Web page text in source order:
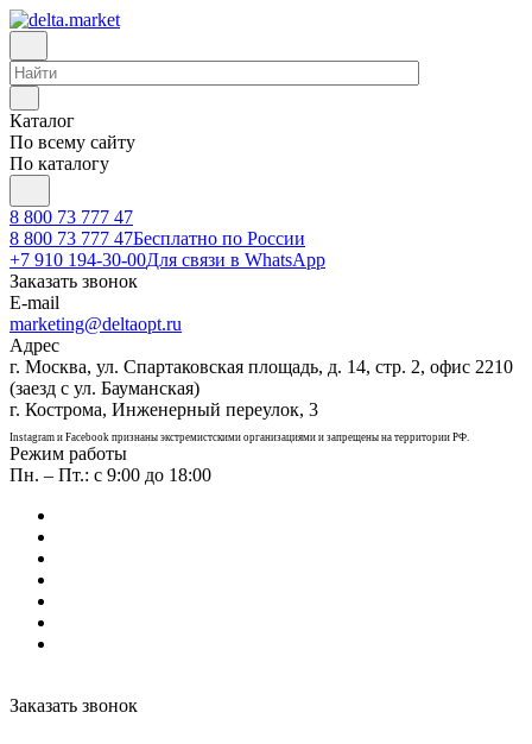
Каталог
По всему сайту
По каталогу
8 800 73 777 47
8 800 73 777 47Бесплатно по России
+7 910 194-30-00Для связи в WhatsApp
Заказать звонок
E-mail
marketing@deltaopt.ru
Адрес
г. Москва, ул. Спартаковская площадь, д. 14, стр. 2, офис 2210
(заезд с ул. Бауманская)
г. Кострома, Инженерный переулок, 3
Instagram и Facebook признаны экстремистскими организациями и запрещены на территории РФ.
Режим работы
Пн. – Пт.: с 9:00 до 18:00
Заказать звонок